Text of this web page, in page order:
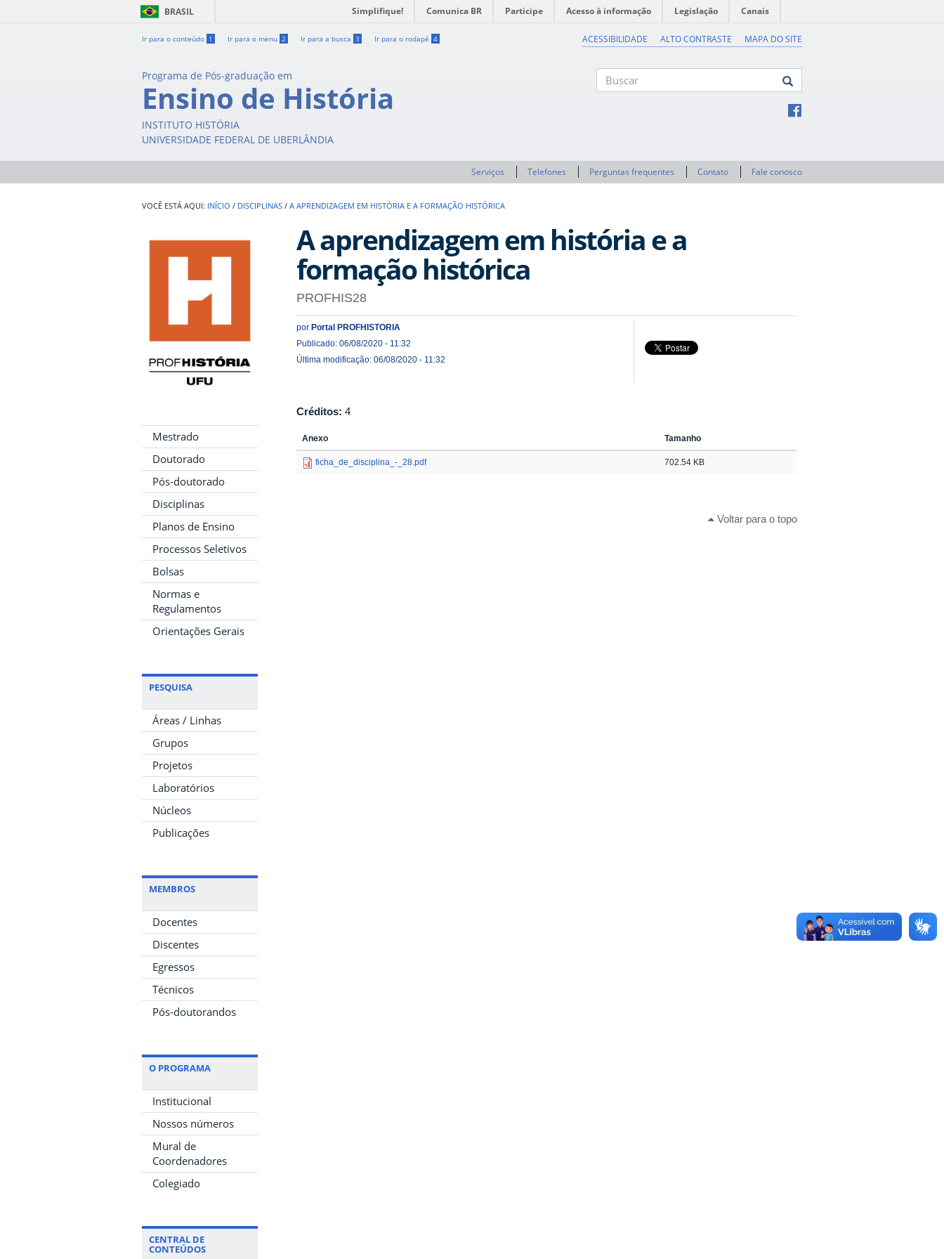
BRASIL Simplifique! Comunica BR Participe Acesso à informação Legislação Canais
Ir para o conteúdo 1 Ir para o menu 2 Ir para a busca 3 Ir para o rodapé 4 ACESSIBILIDADE ALTO CONTRASTE MAPA DO SITE
Programa de Pós-graduação em
Ensino de História
INSTITUTO HISTÓRIA
UNIVERSIDADE FEDERAL DE UBERLÂNDIA
Serviços Telefones Perguntas frequentes Contato Fale conosco
INÍCIO / DISCIPLINAS / A APRENDIZAGEM EM HISTÓRIA E A FORMAÇÃO HISTÓRICA
Mestrado
Doutorado
Pós-doutorado
Disciplinas
Planos de Ensino
Processos Seletivos
Bolsas
Normas e
Regulamentos
Orientações Gerais
PESQUISA
Áreas / Linhas
Grupos
Projetos
Laboratórios
Núcleos
Publicações
MEMBROS
Docentes
Discentes
Egressos
Técnicos
Pós-doutorandos
O PROGRAMA
Institucional
Nossos números
Mural de
Coordenadores
Colegiado
CENTRAL DE
CONTEÚDOS
A aprendizagem em história e a
formação histórica
PROFHIS28
por Portal PROFHISTORIA
Publicado: 06/08/2020 - 11:32
Última modificação: 06/08/2020 - 11:32
Créditos: 4
Anexo Tamanho
ficha_de_disciplina_-_28.pdf 702.54 KB
Voltar para o topo